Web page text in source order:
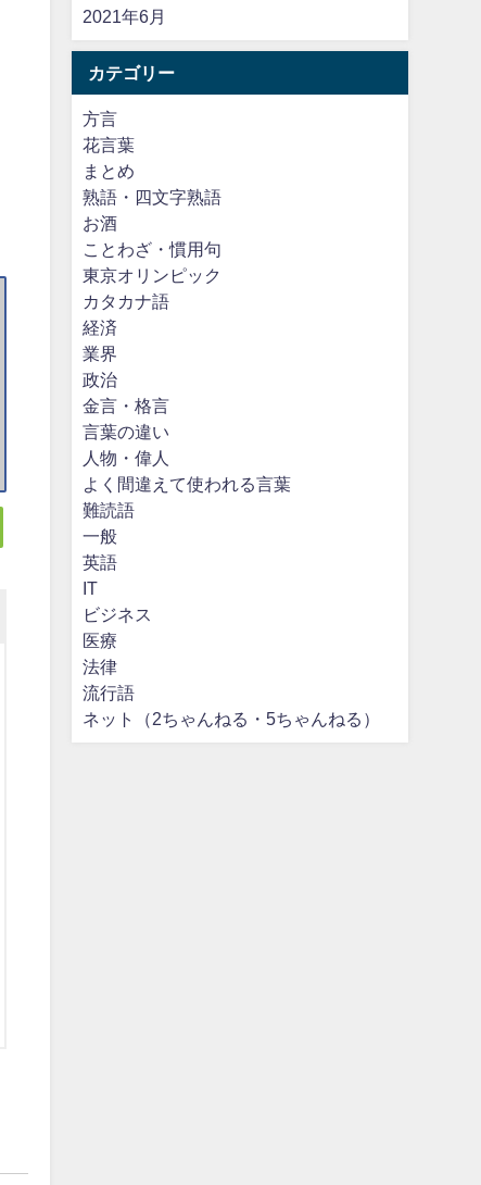
2021年6月
カテゴリー
方言
花言葉
まとめ
熟語・四文字熟語
お酒
ことわざ・慣用句
東京オリンピック
カタカナ語
経済
業界
政治
金言・格言
言葉の違い
人物・偉人
よく間違えて使われる言葉
難読語
一般
英語
IT
ビジネス
医療
法律
流行語
ネット（2ちゃんねる・5ちゃんねる）